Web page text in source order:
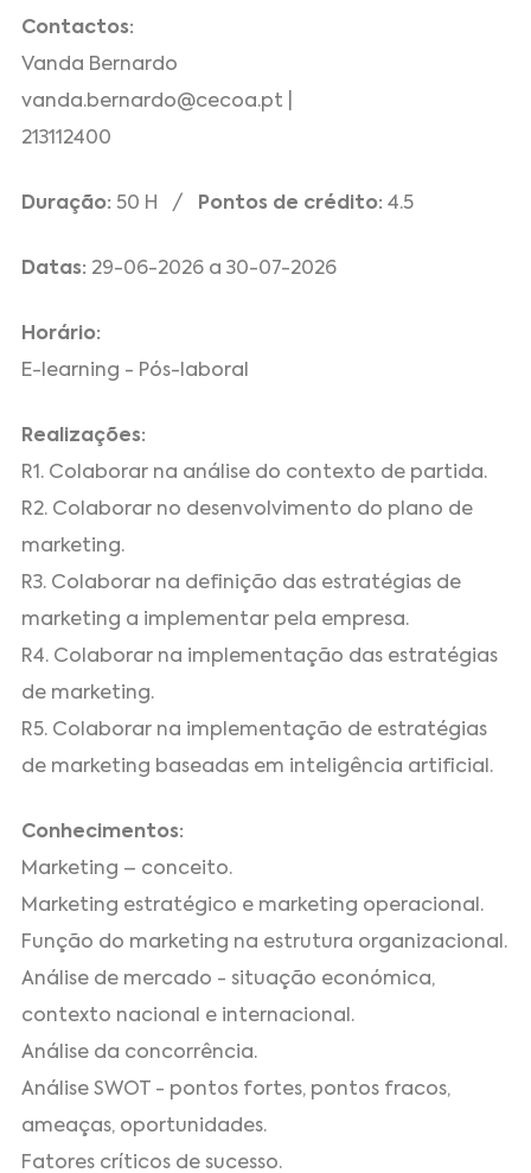
Contactos:
Vanda Bernardo
vanda.bernardo@cecoa.pt |
213112400
Duração: 50 H / Pontos de crédito:4.5
Datas: 29-06-2026 a 30-07-2026
Horário:
E-learning - Pós-laboral
Realizações:
R1. Colaborar na análise do contexto de partida.
R2. Colaborar no desenvolvimento do plano de
marketing.
R3. Colaborar na definição das estratégias de
marketing a implementar pela empresa.
R4. Colaborar na implementação das estratégias
de marketing.
R5. Colaborar na implementação de estratégias
de marketing baseadas em inteligência artificial.
Conhecimentos:
Marketing – conceito.
Marketing estratégico e marketing operacional.
Função do marketing na estrutura organizacional.
Análise de mercado - situação económica,
contexto nacional e internacional.
Análise da concorrência.
Análise SWOT - pontos fortes, pontos fracos,
ameaças, oportunidades.
Fatores críticos de sucesso.